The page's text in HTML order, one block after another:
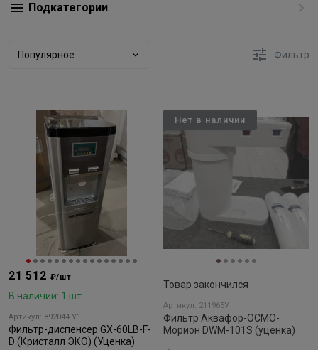
Подкатегории
Популярное Фильтр
21 512 ₽/шт
В наличии: 1 шт
Артикул: 892044-У1
Фильтр-диспенсер GX-60LB-F-
D (Кристалл ЭКО) (Уценка)
Товар закончился
Артикул: 211965У
Фильтр Аквафор-ОСМО-
Морион DWM-101S (уценка)
Нет в наличии